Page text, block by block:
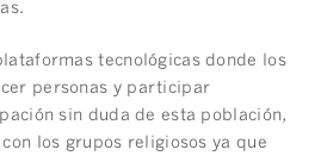
tecnológicas donde los
personas y participar
sin duda de esta población,
los grupos religiosos ya que